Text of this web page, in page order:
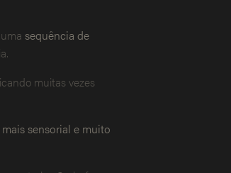
sequência de
muitas vezes
sensorial e muito